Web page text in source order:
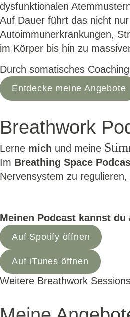
dysfunktionalen
Auf Dauer führt das nicht
Autoimmunerkrankungen,
im Körper bis hin zu
Durch somatisches
Entdecke meine Angebote
Breathwork
Lerne mich und meine
Im Breathing Space
Nervensystem zu
Meinen Podcast kannst
Auf Spotify öffnen
Auf iTunes öffnen
Weitere Breathwork